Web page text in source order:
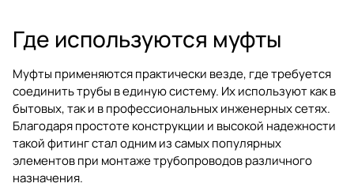
Где используются муфты
Муфты применяются практически везде, где требуется
соединить трубы в единую систему. Их используют как в
бытовых, так и в профессиональных инженерных сетях.
Благодаря простоте конструкции и высокой надежности
такой фитинг стал одним из самых популярных
элементов при монтаже трубопроводов различного
назначения.